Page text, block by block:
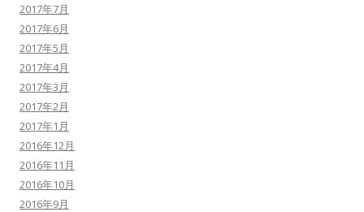
2017年7月
2017年6月
2017年5月
2017年4月
2017年3月
2017年2月
2017年1月
2016年12月
2016年11月
2016年10月
2016年9月